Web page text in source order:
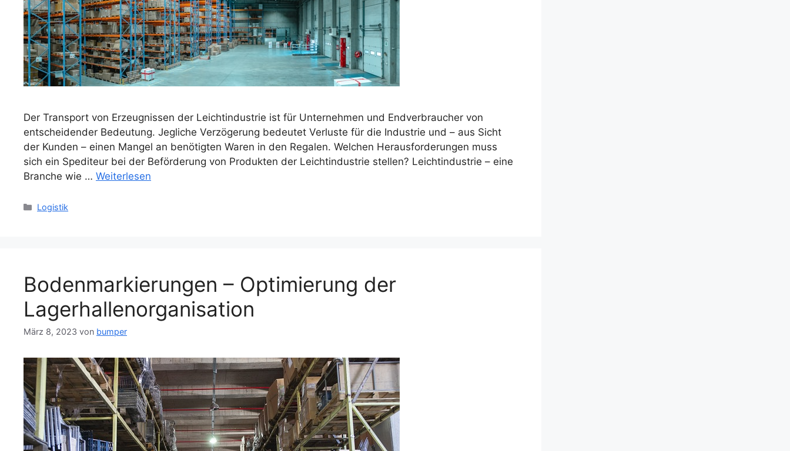
Der Transport von Erzeugnissen der Leichtindustrie ist für Unternehmen und Endverbraucher von
entscheidender Bedeutung. Jegliche Verzögerung bedeutet Verluste für die Industrie und – aus Sicht
der Kunden – einen Mangel an benötigten Waren in den Regalen. Welchen Herausforderungen muss
sich ein Spediteur bei der Beförderung von Produkten der Leichtindustrie stellen? Leichtindustrie – eine
Branche wie … Weiterlesen
Kategorien
Logistik
Bodenmarkierungen – Optimierung der
Lagerhallenorganisation
März 8, 2023 von bumper